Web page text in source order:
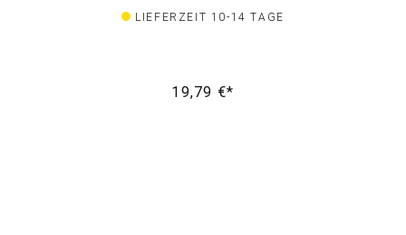
LIEFERZEIT 10-14 TAGE
19,79 €*